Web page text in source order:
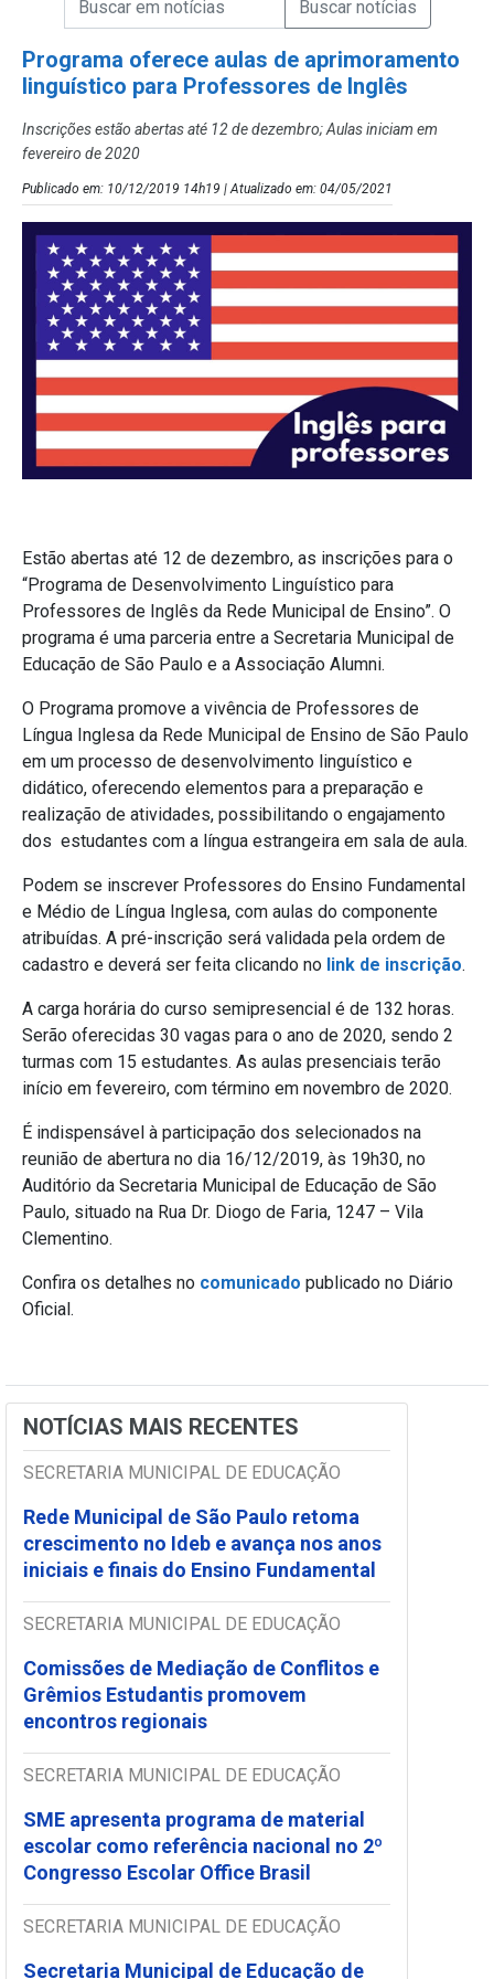
Programa oferece aulas de aprimoramento
linguístico para Professores de Inglês
Inscrições estão abertas até 12 de dezembro; Aulas iniciam em
fevereiro de 2020
Publicado em: 10/12/2019 14h19 | Atualizado em: 04/05/2021
Estão abertas até 12 de dezembro, as inscrições para o
“Programa de Desenvolvimento Linguístico para
Professores de Inglês da Rede Municipal de Ensino”. O
programa é uma parceria entre a Secretaria Municipal de
Educação de São Paulo e a Associação Alumni.
O Programa promove a vivência de Professores de
Língua Inglesa da Rede Municipal de Ensino de São Paulo
em um processo de desenvolvimento linguístico e
didático, oferecendo elementos para a preparação e
realização de atividades, possibilitando o engajamento
dos estudantes com a língua estrangeira em sala de aula.
Podem se inscrever Professores do Ensino Fundamental
e Médio de Língua Inglesa, com aulas do componente
atribuídas. A pré-inscrição será validada pela ordem de
cadastro e deverá ser feita clicando no link de inscrição.
A carga horária do curso semipresencial é de 132 horas.
Serão oferecidas 30 vagas para o ano de 2020, sendo 2
turmas com 15 estudantes. As aulas presenciais terão
início em fevereiro, com término em novembro de 2020.
É indispensável à participação dos selecionados na
reunião de abertura no dia 16/12/2019, às 19h30, no
Auditório da Secretaria Municipal de Educação de São
Paulo, situado na Rua Dr. Diogo de Faria, 1247 – Vila
Clementino.
Confira os detalhes no comunicado publicado no Diário
Oficial.
NOTÍCIAS MAIS RECENTES
SECRETARIA MUNICIPAL DE EDUCAÇÃO
Rede Municipal de São Paulo retoma
crescimento no Ideb e avança nos anos
iniciais e finais do Ensino Fundamental
SECRETARIA MUNICIPAL DE EDUCAÇÃO
Comissões de Mediação de Conflitos e
Grêmios Estudantis promovem
encontros regionais
SECRETARIA MUNICIPAL DE EDUCAÇÃO
SME apresenta programa de material
escolar como referência nacional no 2º
Congresso Escolar Office Brasil
SECRETARIA MUNICIPAL DE EDUCAÇÃO
Secretaria Municipal de Educação de